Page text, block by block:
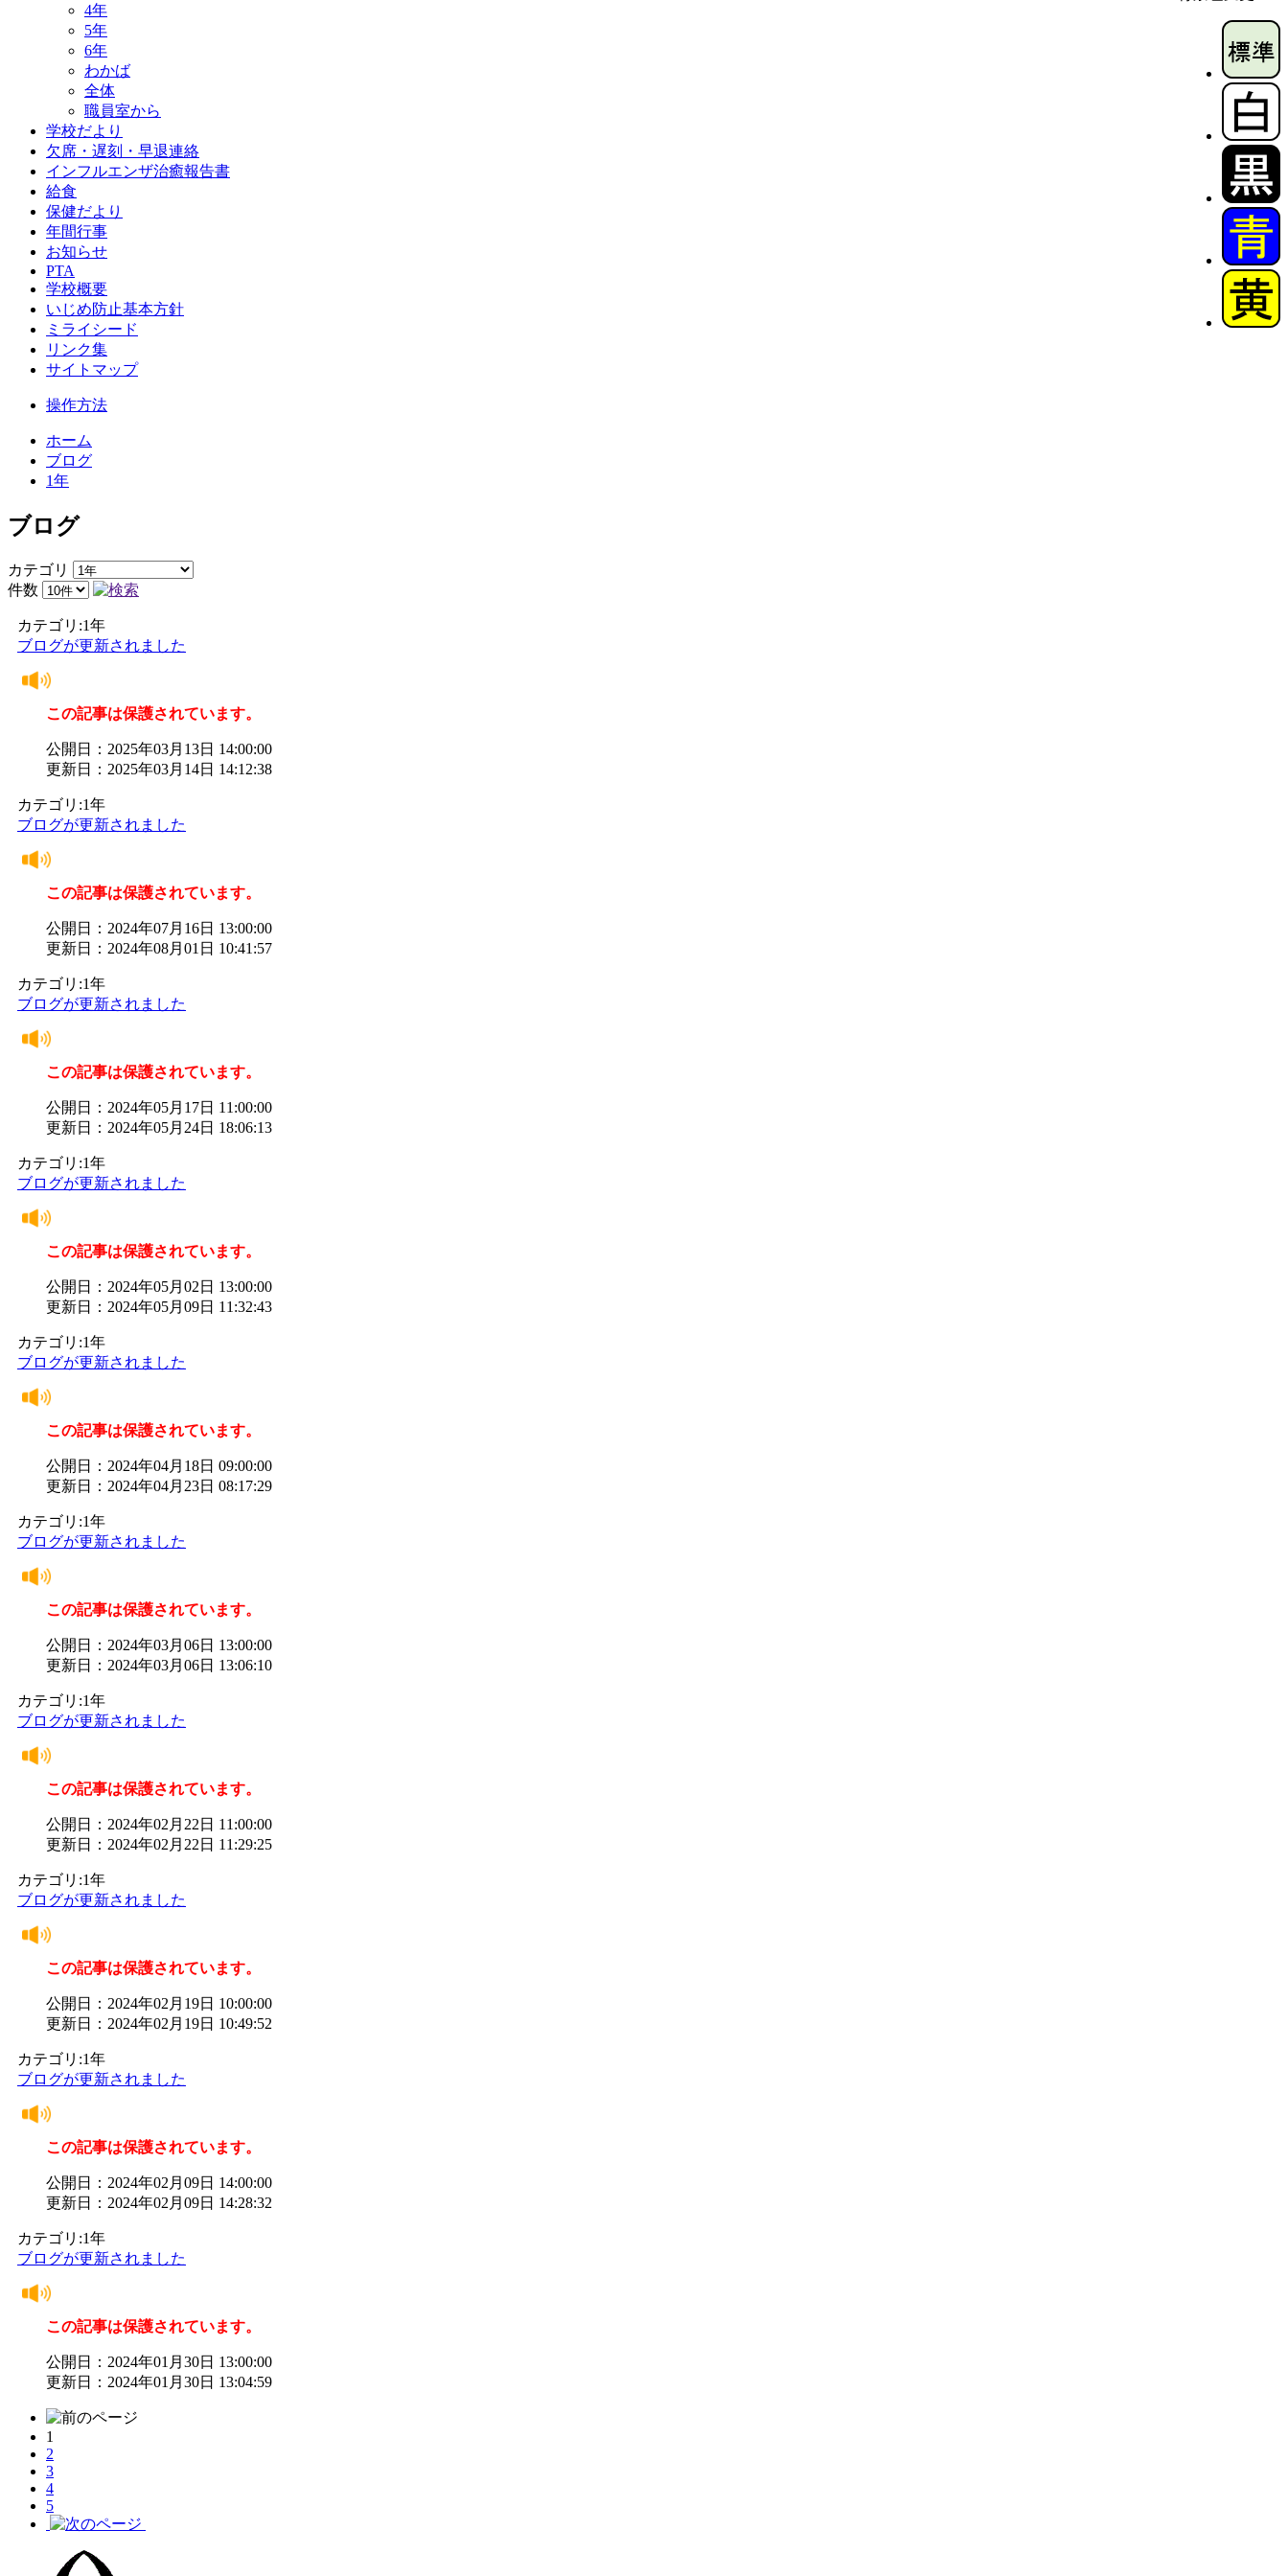
4年
5年
6年
わかば
全体
職員室から
学校だより
欠席・遅刻・早退連絡
インフルエンザ治癒報告書
給食
保健だより
年間行事
お知らせ
PTA
学校概要
いじめ防止基本方針
ミライシード
リンク集
サイトマップ
操作方法
ホーム
ブログ
1年
ブログ
カテゴリ
件数
カテゴリ:1年
ブログが更新されました
この記事は保護されています。
公開日：2025年03月13日 14:00:00
更新日：2025年03月14日 14:12:38
カテゴリ:1年
ブログが更新されました
この記事は保護されています。
公開日：2024年07月16日 13:00:00
更新日：2024年08月01日 10:41:57
カテゴリ:1年
ブログが更新されました
この記事は保護されています。
公開日：2024年05月17日 11:00:00
更新日：2024年05月24日 18:06:13
カテゴリ:1年
ブログが更新されました
この記事は保護されています。
公開日：2024年05月02日 13:00:00
更新日：2024年05月09日 11:32:43
カテゴリ:1年
ブログが更新されました
この記事は保護されています。
公開日：2024年04月18日 09:00:00
更新日：2024年04月23日 08:17:29
カテゴリ:1年
ブログが更新されました
この記事は保護されています。
公開日：2024年03月06日 13:00:00
更新日：2024年03月06日 13:06:10
カテゴリ:1年
ブログが更新されました
この記事は保護されています。
公開日：2024年02月22日 11:00:00
更新日：2024年02月22日 11:29:25
カテゴリ:1年
ブログが更新されました
この記事は保護されています。
公開日：2024年02月19日 10:00:00
更新日：2024年02月19日 10:49:52
カテゴリ:1年
ブログが更新されました
この記事は保護されています。
公開日：2024年02月09日 14:00:00
更新日：2024年02月09日 14:28:32
カテゴリ:1年
ブログが更新されました
この記事は保護されています。
公開日：2024年01月30日 13:00:00
更新日：2024年01月30日 13:04:59
1
2
3
4
5